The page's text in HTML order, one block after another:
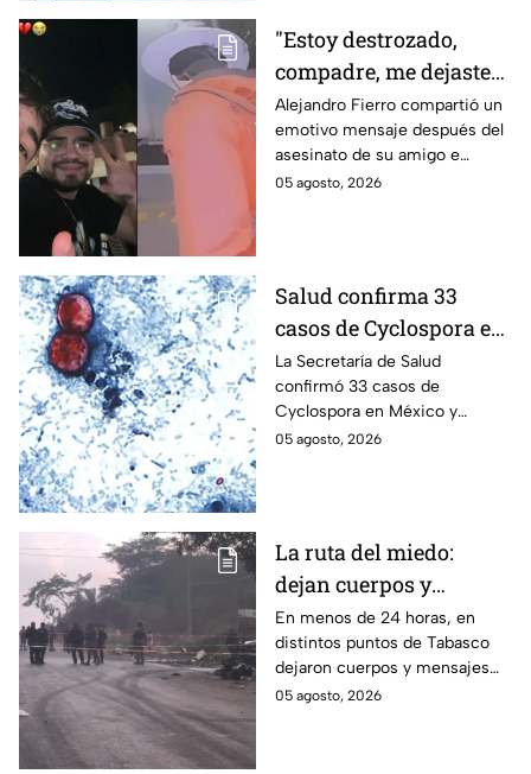
"Estoy destrozado,
compadre, me dejaste":
Así reaccionó
Alejandro Fierro al
asesinato del
influencer César
Alejandro Fierro compartió un
emotivo mensaje después del
asesinato de su amigo e
influencer César Gastélum;
05 agosto, 2026
Salud confirma 33
casos de Cyclospora en
México: ¿en qué estado
se reportan los brotes
de diarrea explosiva?
La Secretaría de Salud
confirmó 33 casos de
Cyclospora en México y
mantiene investigaciones en
05 agosto, 2026
La ruta del miedo:
dejan cuerpos y
mensajes criminales
en carreteras de
Tabasco en un solo día
En menos de 24 horas, en
distintos puntos de Tabasco
dejaron cuerpos y mensajes
criminales en varias carreteras
05 agosto, 2026